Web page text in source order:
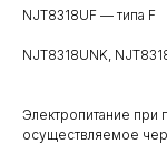
NJT8318UF — типа F
NJT8318UNK,
Электропитание
осуществляемое